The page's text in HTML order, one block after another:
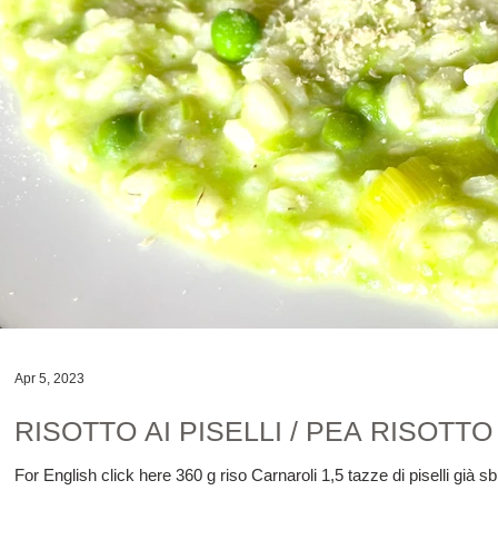
RISOTTO AI PISELLI / PEA RISOTTO
For English click here 360 g riso Carnaroli 1,5 tazze di piselli già
Apr 5, 2023